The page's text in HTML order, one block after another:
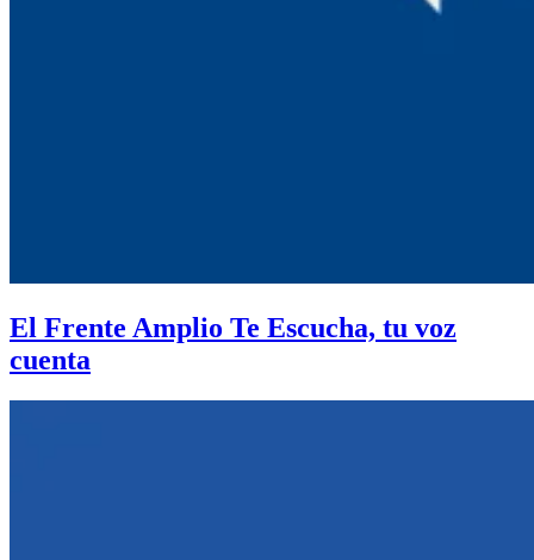
El Frente Amplio Te Escucha, tu voz
cuenta